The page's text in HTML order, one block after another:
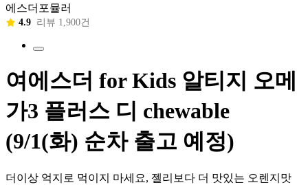
에스더포뮬러
4.9 리뷰 1,900건
여에스더 for Kids 알티지 오메
가3 플러스 디 chewable
(9/1(화) 순차 출고 예정)
더이상 억지로 먹이지 마세요, 젤리보다 더 맛있는 오렌지맛